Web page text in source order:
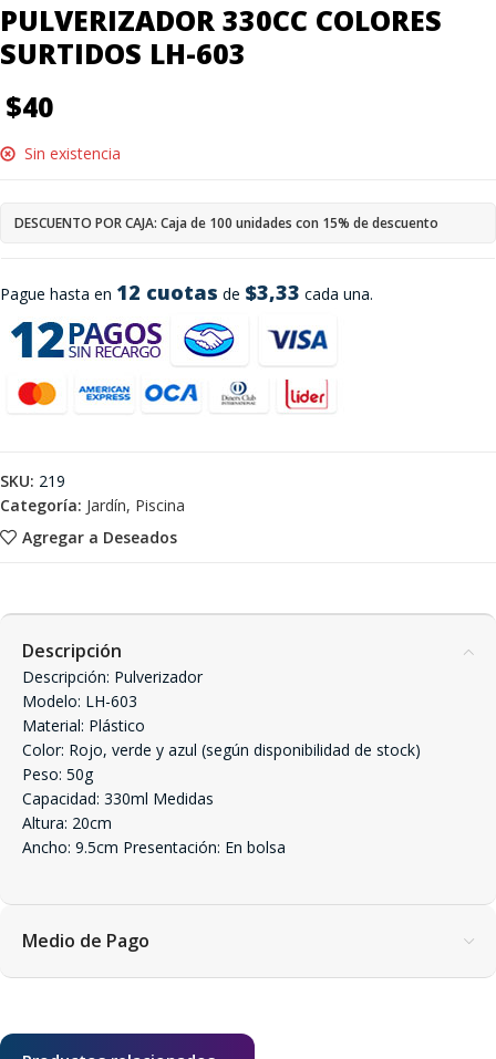
PULVERIZADOR 330CC COLORES
SURTIDOS LH-603
$40
Pague hasta en 12 cuotas de $3,33 cada una.
Sin existencia
DESCUENTO POR CAJA: Caja de 100 unidades con 15% de descuento
Agregar a Deseados
SKU: 219
Categoría: Jardín, Piscina
Descripción
Descripción: Pulverizador
Modelo: LH-603
Material: Plástico
Color: Rojo, verde y azul (según disponibilidad de stock)
Peso: 50g
Capacidad: 330ml Medidas
Altura: 20cm
Ancho: 9.5cm Presentación: En bolsa
Medio de Pago